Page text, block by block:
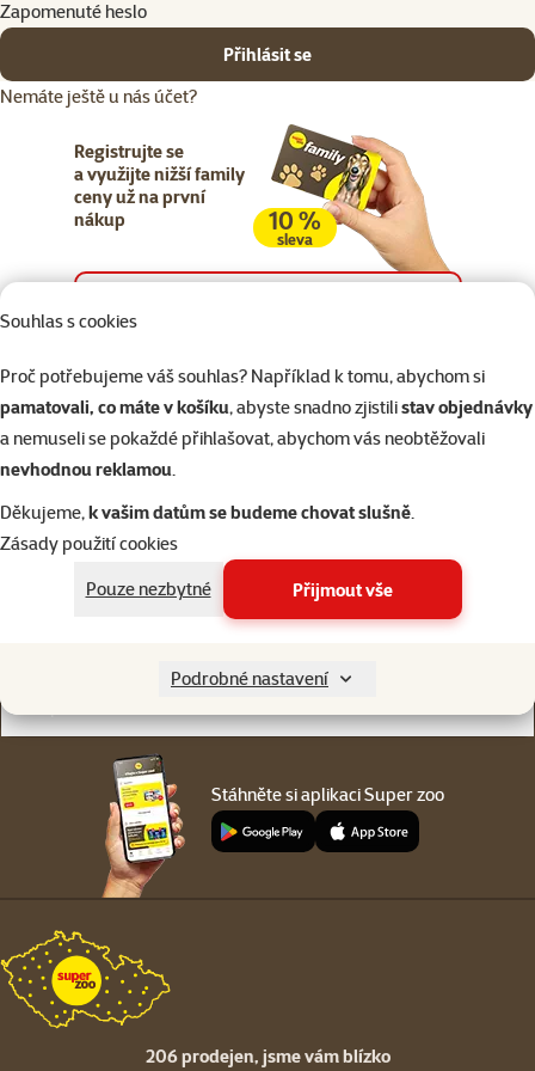
Souhlas s cookies
Proč potřebujeme váš souhlas? Například k tomu, abychom si
pamatovali, co máte v košíku, abyste snadno zjistilistav objednávky
a nemuseli se pokaždé přihlašovat, abychom vás neobtěžovali
nevhodnou reklamou.
Děkujeme,k vašim datům se budeme chovat slušně.
Zásady použití cookies
Pouze nezbytné
Přijmout vše
Podrobné nastavení
Zapomenuté heslo
Přihlásit se
Nemáte ještě u nás účet?
Registrujte se
a využijte nižší family
ceny už na první
nákup
10 %
sleva
Napište nám
eshop@superzoo.cz
321 000 180
Online chat
jsme vám blízko
Stáhněte si aplikaci Super zoo
206 prodejen, jsme vám blízko